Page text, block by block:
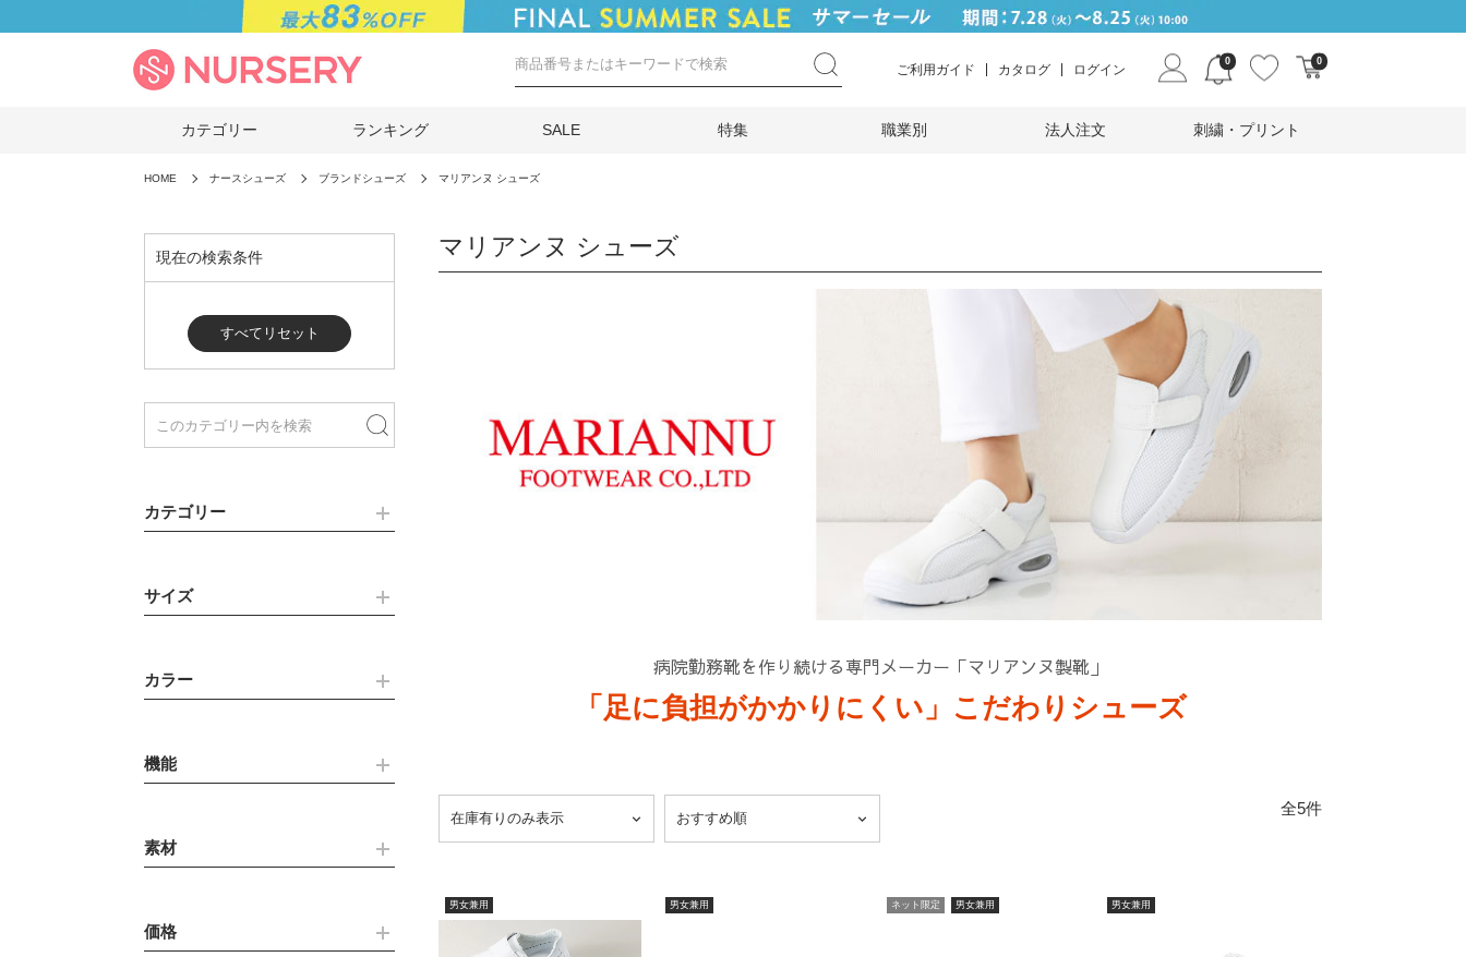
ご利用ガイド カタログ ログイン
0 0
カテゴリー ランキング SALE 特集 職業別 法人注文 刺繍・プリント
HOME ナースシューズ ブランドシューズ マリアンヌ シューズ
現在の検索条件
すべてリセット
カテゴリー
サイズ
カラー
機能
素材
価格
マリアンヌ シューズ
病院勤務靴を作り続ける専門メーカー「マリアンヌ製靴」
「足に負担がかかりにくい」こだわりシューズ
全5件
男女兼用 男女兼用 ネット限定 男女兼用 男女兼用